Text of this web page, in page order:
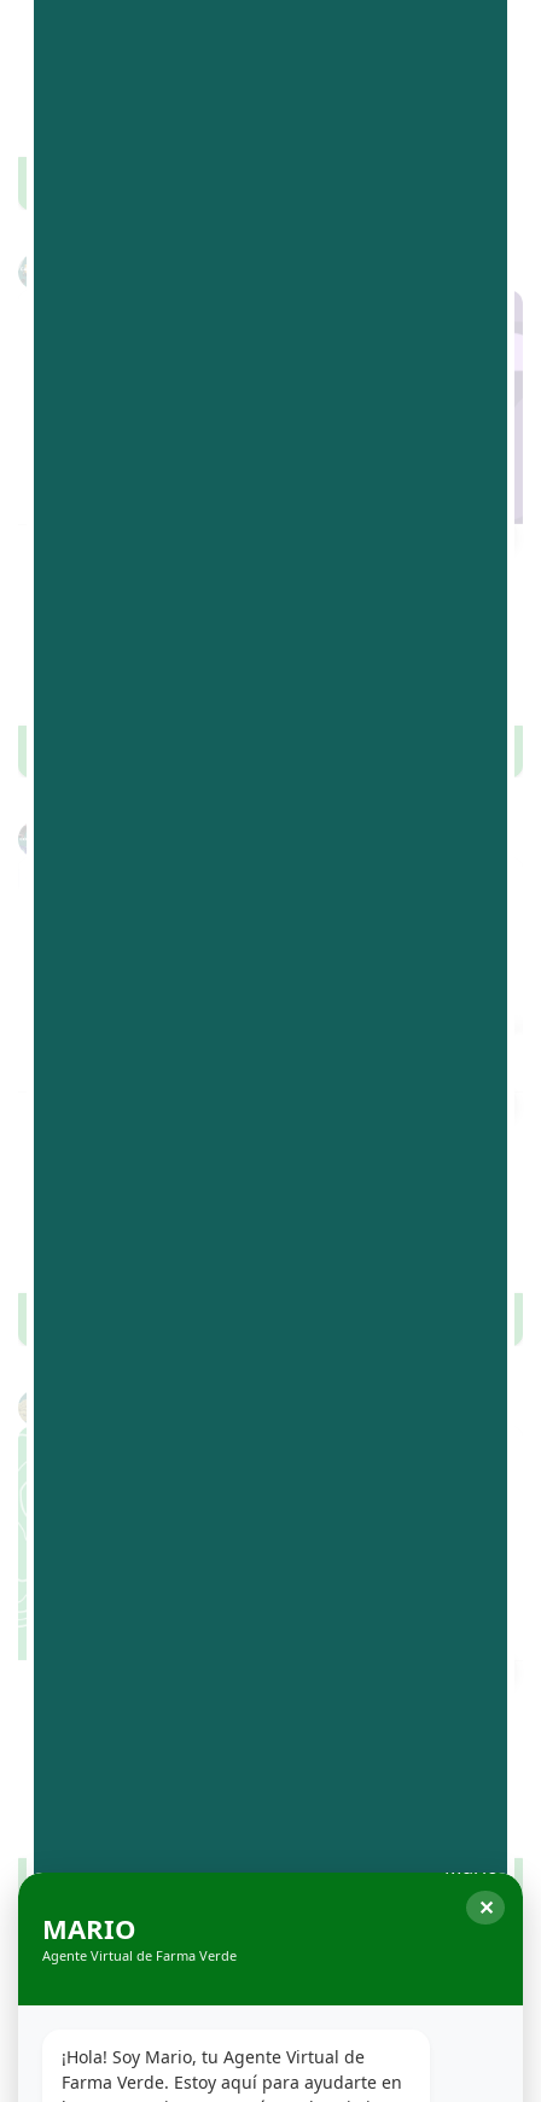
MARIO
Agente Virtual de Farma Verde
✕
¡Hola! Soy Mario, tu Agente Virtual de
Farma Verde. Estoy aquí para ayudarte en